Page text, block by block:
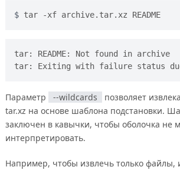
tar -xf archive.tar.xz README
tar: README: Not found in archive
Параметр --wildcards
позволяет
tar.xz на основе шаблона подстановки.
заключен в кавычки, чтобы оболочка не
интерпретировать.
Например, чтобы извлечь только файлы,